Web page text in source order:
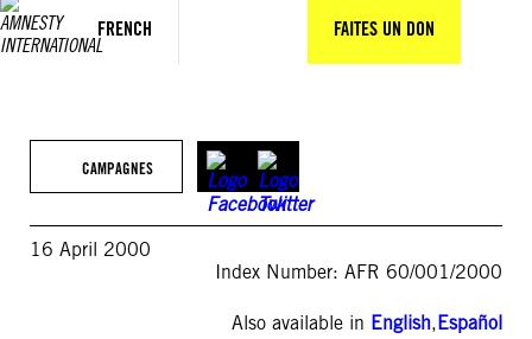
FRENCH FAITES UN DON
CAMPAGNES
16 April 2000
Index Number: AFR 60/001/2000
Also available in English,Español